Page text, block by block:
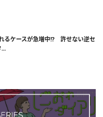
るケースが急増中!? 許せない逆セ